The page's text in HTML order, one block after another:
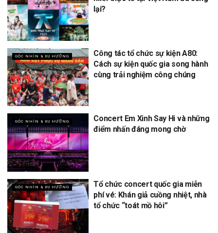
lại?
GÓC NHÌN & XU HƯỚNG
Công tác tổ chức sự kiện A80:
Cách sự kiện quốc gia song hành
cùng trải nghiệm công chúng
GÓC NHÌN & XU HƯỚNG
Concert Em Xinh Say Hi và những
điểm nhấn đáng mong chờ
GÓC NHÌN & XU HƯỚNG
Tổ chức concert quốc gia miễn
phí vé: Khán giả cuồng nhiệt, nhà
tổ chức “toát mồ hôi”